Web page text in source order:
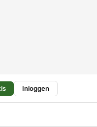
Inloggen